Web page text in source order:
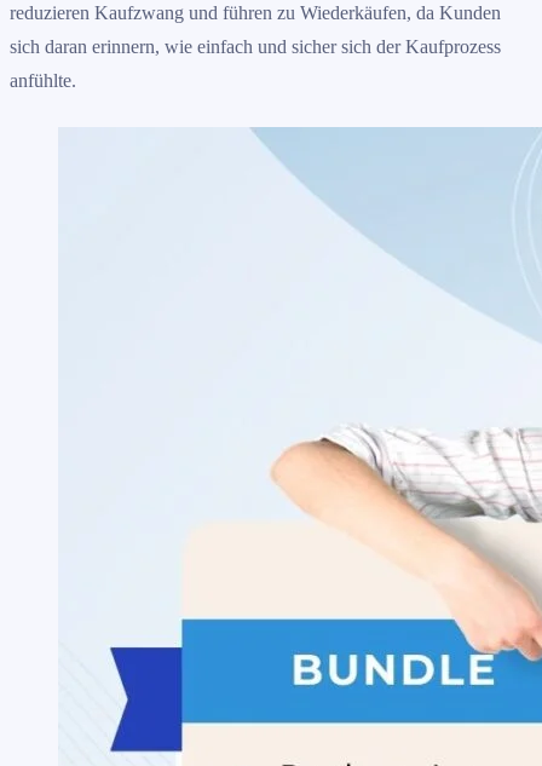
reduzieren Kaufzwang und führen zu Wiederkäufen, da Kunden
sich daran erinnern, wie einfach und sicher sich der Kaufprozess
anfühlte.